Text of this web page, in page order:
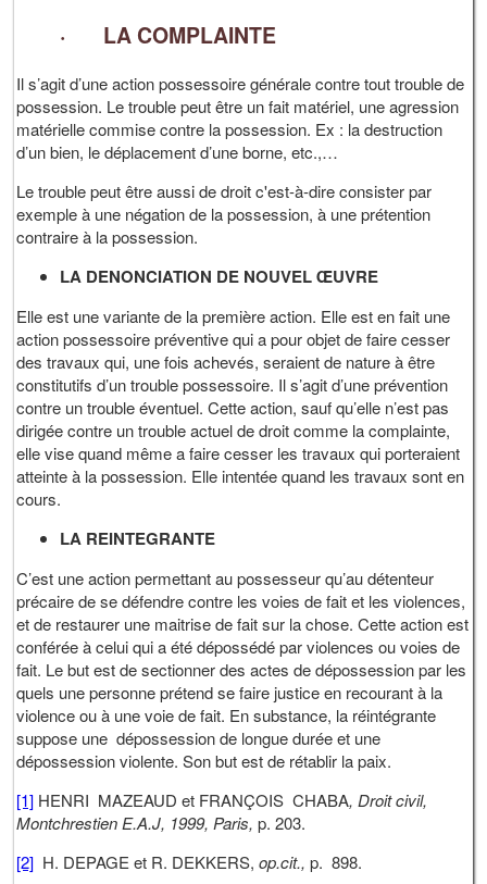
· LA COMPLAINTE
Il s’agit d’une action possessoire générale contre tout trouble de
possession. Le trouble peut être un fait matériel, une agression
matérielle commise contre la possession. Ex : la destruction
d’un bien, le déplacement d’une borne, etc.,…
Le trouble peut être aussi de droit c'est-à-dire consister par
exemple à une négation de la possession, à une prétention
contraire à la possession.
LA DENONCIATION DE NOUVEL ŒUVRE
Elle est une variante de la première action. Elle est en fait une
action possessoire préventive qui a pour objet de faire cesser
des travaux qui, une fois achevés, seraient de nature à être
constitutifs d’un trouble possessoire. Il s’agit d’une prévention
contre un trouble éventuel. Cette action, sauf qu’elle n’est pas
dirigée contre un trouble actuel de droit comme la complainte,
elle vise quand même a faire cesser les travaux qui porteraient
atteinte à la possession. Elle intentée quand les travaux sont en
cours.
LA REINTEGRANTE
C’est une action permettant au possesseur qu’au détenteur
précaire de se défendre contre les voies de fait et les violences,
et de restaurer une maitrise de fait sur la chose. Cette action est
conférée à celui qui a été dépossédé par violences ou voies de
fait. Le but est de sectionner des actes de dépossession par les
quels une personne prétend se faire justice en recourant à la
violence ou à une voie de fait. En substance, la réintégrante
suppose une dépossession de longue durée et une
dépossession violente. Son but est de rétablir la paix.
[1] HENRI MAZEAUD et FRANÇOIS CHABA, Droit civil,
Montchrestien E.A.J, 1999, Paris,p. 203.
[2] H. DEPAGE et R. DEKKERS,op.cit.,p. 898.